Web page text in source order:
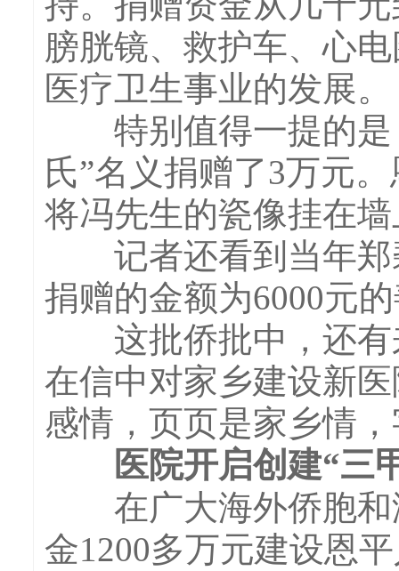
膀胱镜、救护车、心
医疗卫生事业的发展。
特别值得一提的是
氏”名义捐赠了3万元
将冯先生的瓷像挂在
记者还看到当年郑
捐赠的金额为6000元
这批侨批中，还有
在信中对家乡建设新
感情，页页是家乡情
医院开启创建“三
在广大海外侨胞和
金1200多万元建设恩